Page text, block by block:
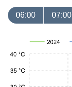
06:00 07:00